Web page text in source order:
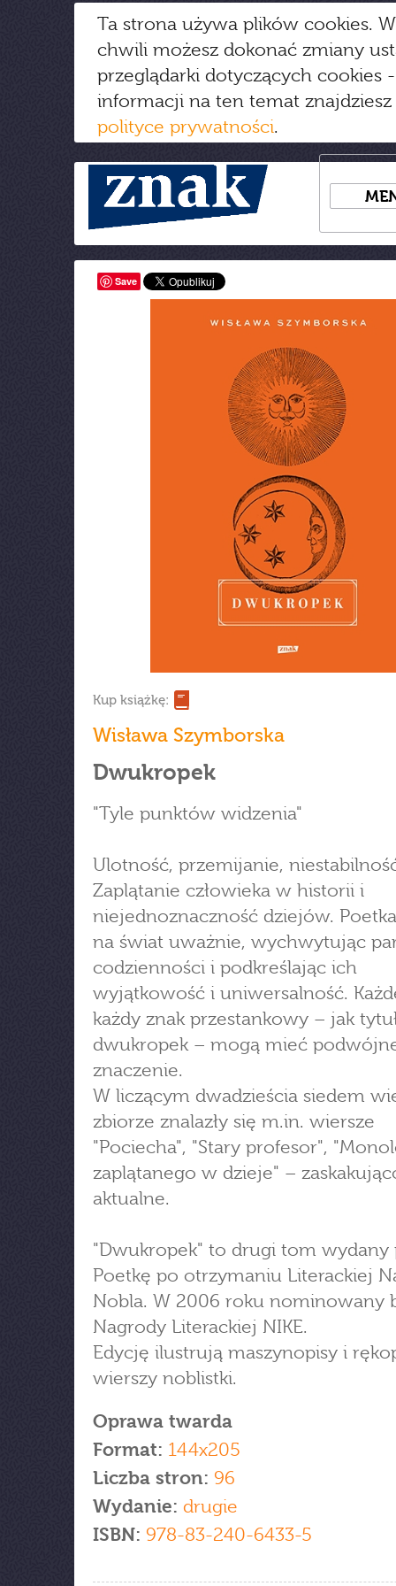
Ta strona używa plików cookies.
chwili możesz dokonać zmiany
przeglądarki dotyczących cookies
informacji na ten temat
polityce prywatności.
Save
Kup książkę:
Wisława Szymborska
Dwukropek
"Tyle punktów widzenia"
Ulotność, przemijanie,
Zaplątanie człowieka w historii i
niejednoznaczność dziejów.
na świat uważnie, wychwytując
codzienności i podkreślając ich
wyjątkowość i uniwersalność.
każdy znak przestankowy – jak
dwukropek – mogą mieć
znaczenie.
W liczącym dwadzieścia siedem
zbiorze znalazły się m.in. wiersze
"Pociecha", "Stary profesor",
zaplątanego w dzieje" –
aktualne.
"Dwukropek" to drugi tom wydany
Poetkę po otrzymaniu Literackiej
Nobla. W 2006 roku nominowany
Nagrody Literackiej NIKE.
Edycję ilustrują maszynopisy i
wierszy noblistki.
Oprawa twarda
Format: 144x205
Liczba stron: 96
Wydanie: drugie
ISBN: 978-83-240-6433-5